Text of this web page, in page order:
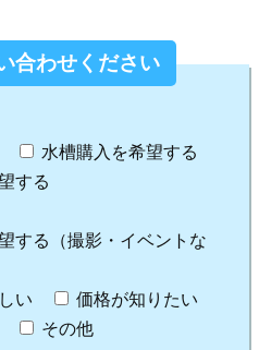
合わせください
水槽購入を希望する
する
する（撮影・イベントな
い
価格が知りたい
その他